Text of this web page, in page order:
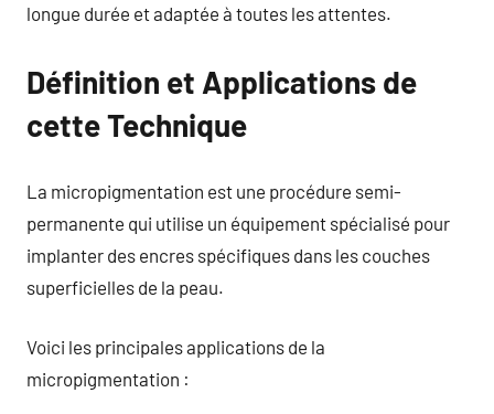
longue durée et adaptée à toutes les attentes.
Définition et Applications de
cette Technique
La micropigmentation est une procédure semi-
permanente qui utilise un équipement spécialisé pour
implanter des encres spécifiques dans les couches
superficielles de la peau.
Voici les principales applications de la
micropigmentation :